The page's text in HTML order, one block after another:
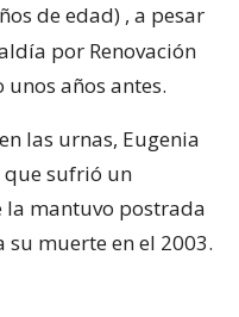
de edad) , a pesar
por Renovación
años antes.
las urnas, Eugenia
que sufrió un
la mantuvo postrada
muerte en el 2003.